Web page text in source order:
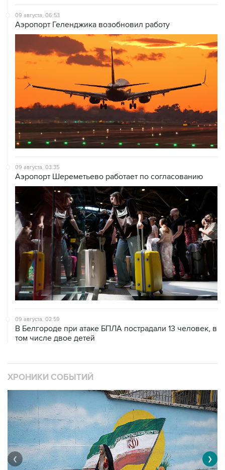
09 августа, 06:53
Аэропорт Геленджика возобновил работу
09 августа, 03:35
Аэропорт Шереметьево работает по согласованию
09 августа, 02:59
В Белгороде при атаке БПЛА пострадали 13 человек, в
том числе двое детей
ХРОНИКИ СОБЫТИЙ
❮ ❯